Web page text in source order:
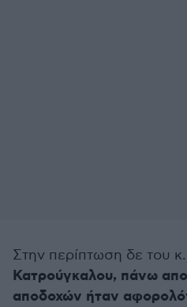
Στην περίπτωση δε του κ.
Κατρούγκαλου, πάνω
αποδοχών ήταν